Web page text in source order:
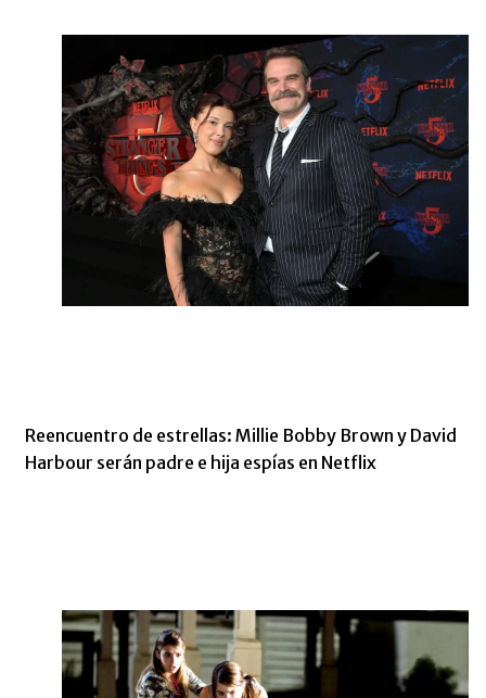
Reencuentro de estrellas: Millie Bobby Brown y David
Harbour serán padre e hija espías en Netflix